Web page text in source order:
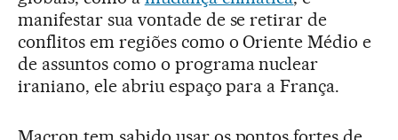
manifestar sua vontade de se retirar de
conflitos em regiões como o Oriente Médio e
de assuntos como o programa nuclear
iraniano, ele abriu espaço para a França.